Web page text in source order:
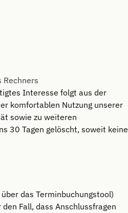
Interesse folgt aus der
komfortablen Nutzung unserer
sowie zu weiteren
30 Tagen gelöscht, soweit keine
das Terminbuchungstool)
Fall, dass Anschlussfragen